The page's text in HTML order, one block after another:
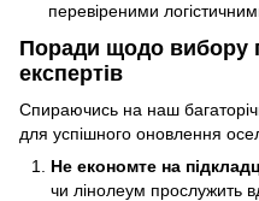
перевіреними
Поради щодо вибору
експертів
Спираючись на наш
для успішного оновлення
Не економте на
чи лінолеум прослужить